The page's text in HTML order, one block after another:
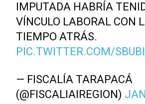
IMPUTADA HABRÍA
VÍNCULO LABORAL CON
TIEMPO ATRÁS.
PIC.TWITTER.COM/
— FISCALÍA TARAPACÁ
(@FISCALIAIREGION)